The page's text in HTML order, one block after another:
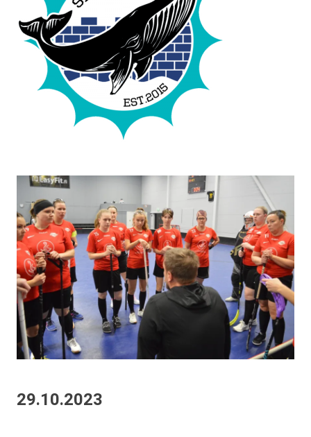
29.10.2023